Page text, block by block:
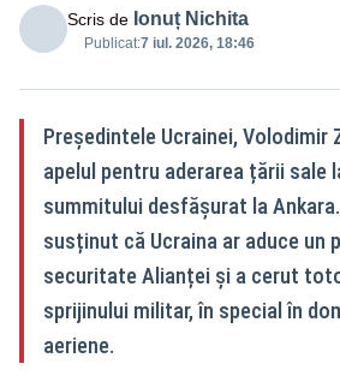
Scris de Ionuț Nichita
Publicat:7 iul. 2026, 18:46
Președintele Ucrainei, Volodimir
apelul pentru aderarea țării sale
summitului desfășurat la
susținut că Ucraina ar aduce un
securitate Alianței și a cerut
sprijinului militar, în special în
aeriene.